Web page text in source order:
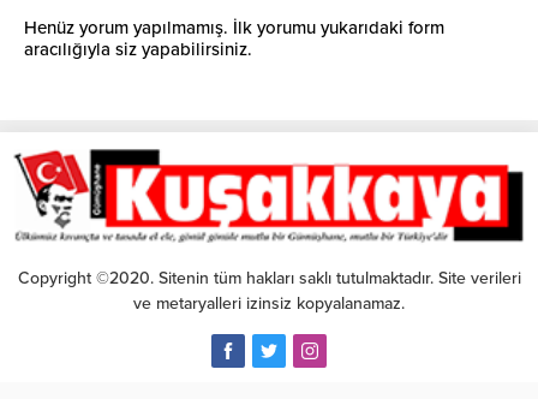
Henüz yorum yapılmamış. İlk yorumu yukarıdaki form
aracılığıyla siz yapabilirsiniz.
Copyright ©2020. Sitenin tüm hakları saklı tutulmaktadır. Site verileri
ve metaryalleri izinsiz kopyalanamaz.